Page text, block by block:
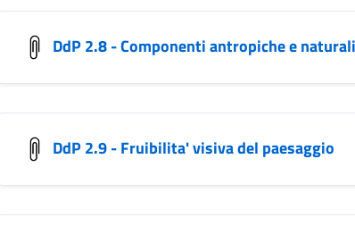
DdP 2.8 - Componenti antropiche e
DdP 2.9 - Fruibilita' visiva del paesaggio